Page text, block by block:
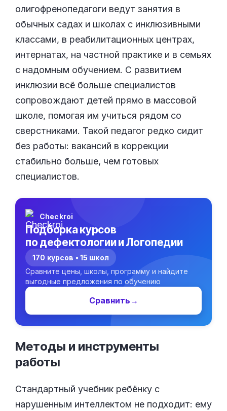
олигофренопедагоги ведут занятия в
обычных садах и школах с инклюзивными
классами, в реабилитационных центрах,
интернатах, на частной практике и в семьях
с надомным обучением. С развитием
инклюзии всё больше специалистов
сопровождают детей прямо в массовой
школе, помогая им учиться рядом со
сверстниками. Такой педагог редко сидит
без работы: вакансий в коррекции
стабильно больше, чем готовых
специалистов.
Checkroi
Подборка курсов
по дефектологии и Логопедии
170 курсов • 15 школ
Сравните цены, школы, программу и найдите
выгодные предложения по обучению
Сравнить →
Методы и инструменты
работы
Стандартный учебник ребёнку с
нарушенным интеллектом не подходит: ему